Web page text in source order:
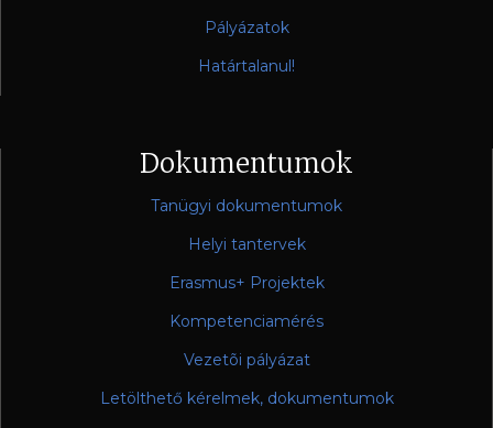
Pályázatok
Határtalanul!
Dokumentumok
Tanügyi dokumentumok
Helyi tantervek
Erasmus+ Projektek
Kompetenciamérés
Vezetõi pályázat
Letölthető kérelmek, dokumentumok